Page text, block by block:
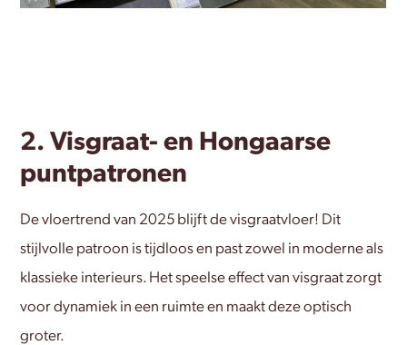
2. Visgraat- en Hongaarse
puntpatronen
De vloertrend van 2025 blijft de visgraatvloer! Dit
stijlvolle patroon is tijdloos en past zowel in moderne als
klassieke interieurs. Het speelse effect van visgraat zorgt
voor dynamiek in een ruimte en maakt deze optisch
groter.